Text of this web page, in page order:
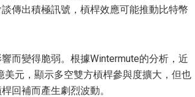
傳出積極訊號，槓桿效應可能推動比特幣
而變得脆弱。根據Wintermute的分析，近
元，顯示多空雙方槓桿參與度擴大，但也
回補而產生劇烈波動。